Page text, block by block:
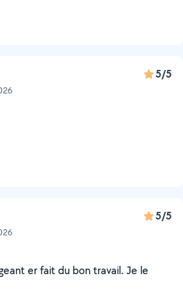
5/5
5/5
er fait du bon travail. Je le